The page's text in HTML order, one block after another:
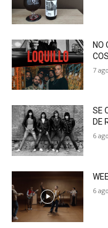
NO
7
SE
DE
6
6